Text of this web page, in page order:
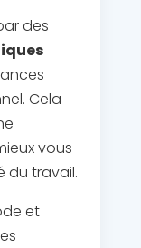
des
Cela
vous
du travail.
et